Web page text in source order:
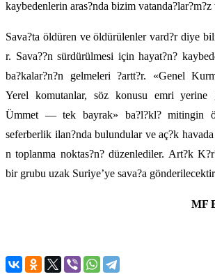
kaybedenlerin aras?nda bizim vatanda?lar?m?z
Sava?ta öldüren ve öldürülenler vard?r diye
r. Sava??n sürdürülmesi için hayat?n?
ba?kalar?n?n gelmeleri ?artt?r. «Genel
Yerel komutanlar, söz konusu emri yerine
Ümmet — tek bayrak» ba?l?kl? mitingin
seferberlik ilan?nda bulundular ve aç?k
n toplanma noktas?n? düzenlediler. Art?k
bir grubu uzak Suriye’ye sava?a
MF